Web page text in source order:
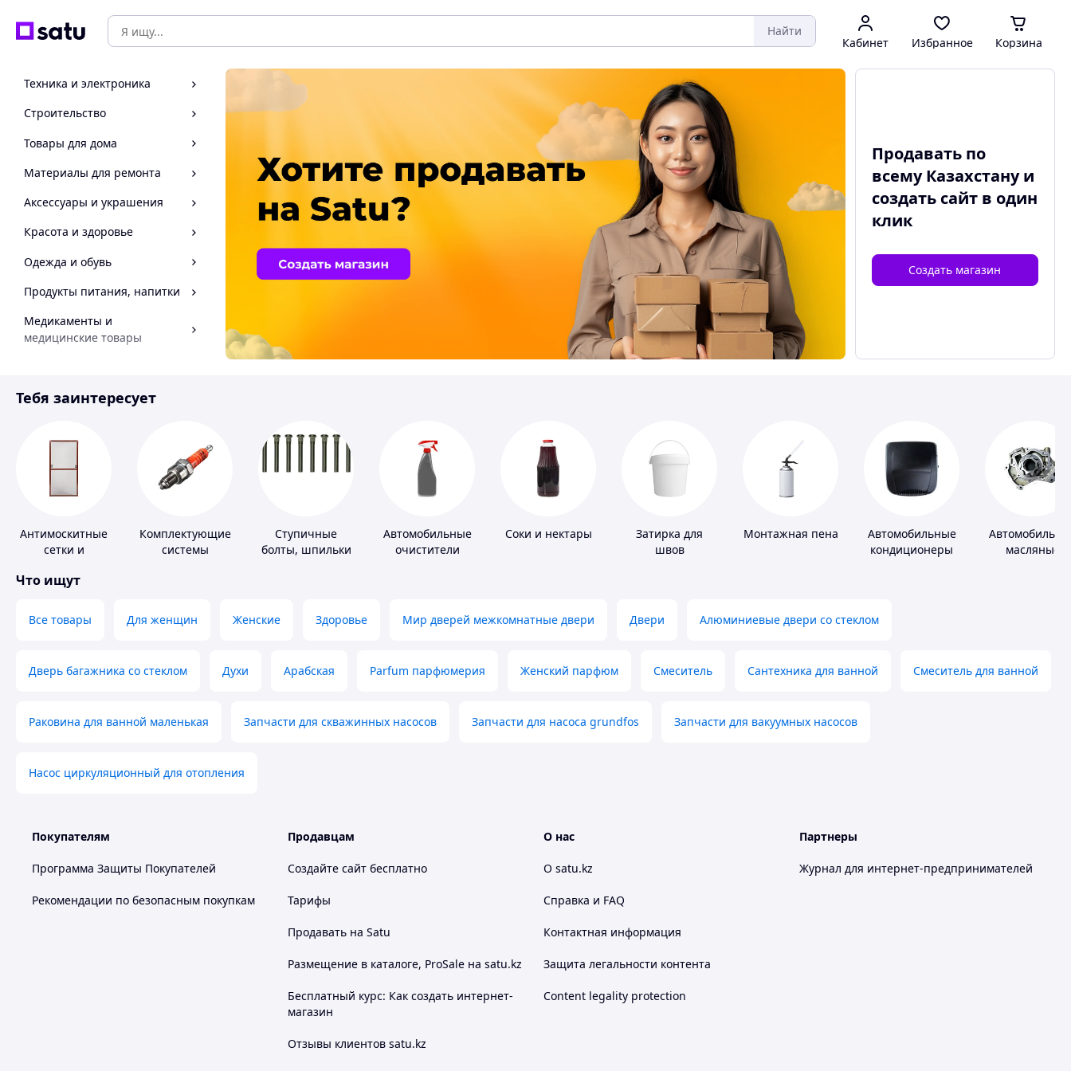
Найти
Кабинет Избранное Корзина
Техника и электроника
Строительство
Товары для дома
Материалы для ремонта
Аксессуары и украшения
Красота и здоровье
Одежда и обувь
Продукты питания, напитки
Медикаменты и
медицинские товары
Инструмент
Продавать по
всему Казахстану и
создать сайтв один
клик
Создать магазин
Тебя заинтересует
Антимоскитные
сетки и
к ним
Комплектующие
системы
Ступичные
болты, шпильки
Автомобильные
очистители
Соки и нектары
Затирка для
швов
Монтажная пена
Автомобильные
кондиционеры
масляные
Что ищут
Все товары Для женщин Женские Здоровье Мир дверей межкомнатные двери Двери Алюминиевые двери со стеклом
Дверь багажника со стеклом Духи Арабская Parfum парфюмерия Женский парфюм Смеситель Сантехника для ванной Смеситель для ванной
Раковина для ванной маленькая Запчасти для скважинных насосов Запчасти для насоса grundfos Запчасти для вакуумных насосов
Насос циркуляционный для отопления
Покупателям
Программа Защиты Покупателей
Рекомендации по безопасным покупкам
Продавцам
Создайте сайт бесплатно
Тарифы
Продавать на Satu
Размещение в каталоге, ProSale на satu.kz
Бесплатный курс: Как создать интернет-
магазин
Отзывы клиентов satu.kz
О нас
О satu.kz
Справка и FAQ
Контактная информация
Защита легальности контента
Content legality protection
Партнеры
Журнал для интернет-предпринимателей